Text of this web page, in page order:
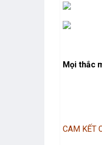
Mọi thắc
CAM KẾT